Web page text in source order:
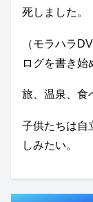
死しました。
（モラハラ
ログを書き始
旅、温泉、食
子供たちは自
しみたい。